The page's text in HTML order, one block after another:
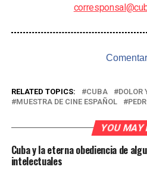
RELATED TOPICS: CUBA
DOLOR
MUESTRA DE CINE ESPAÑOL
YOU MAY
Cuba y la eterna obediencia de
intelectuales